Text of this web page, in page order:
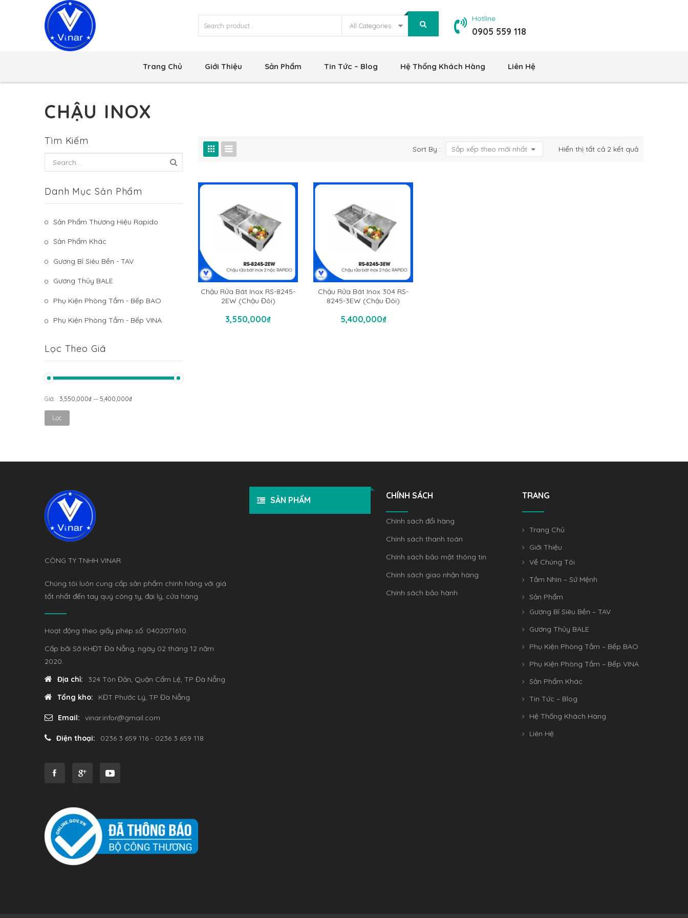
All Categories
Hotline
0905 559 118
Trang Chủ Giới Thiệu Sản Phẩm Tin Tức – Blog Hệ Thống Khách Hàng Liên Hệ
CHẬU INOX
Tìm Kiếm
Danh Mục Sản Phẩm
Sản Phẩm Thương Hiệu Rapido
Sản Phẩm Khác
Gương Bỉ Siêu Bền - TAV
Gương Thủy BALE
Phụ Kiện Phòng Tắm - Bếp BAO
Phụ Kiện Phòng Tắm - Bếp VINA
Lọc Theo Giá
Lọc
Giá: 3,550,000₫ — 5,400,000₫
Hiển thị tất cả 2 kết quảĐã
Sort By : Sắp xếp theo mới nhất
Chậu Rửa Bát Inox RS-8245-
2EW (chậu Đôi)
3,550,000₫
Thêm Vào Giỏ Hàng
Chậu Rửa Bát Inox 304 RS-
8245-3EW (chậu Đôi)
5,400,000₫
Thêm Vào Giỏ Hàng
CÔNG TY TNHH VINAR
Chúng tôi luôn cung cấp sản phẩm chính hãng với giá
tốt nhất đến tay quý công ty, đại lý, cửa hàng.
Hoạt động theo giấy phép số: 0402071610.
Cấp bởi Sở KHĐT Đà Nẵng, ngày 02 tháng 12 năm
2020.
Địa chỉ:
324 Tôn Đản, Quận Cẩm Lệ, TP Đà Nẵng
Tổng kho:
KĐT Phước Lý, TP Đà Nẵng
Email: vinar.infor@gmail.com
Điện thoại: 0236 3 659 116 - 0236 3 659 118
SẢN PHẨM CHÍNH SÁCH
Chính sách đổi hàng
Chính sách thanh toán
Chính sách bảo mật thông tin
Chính sách giao nhận hàng
Chính sách bảo hành
TRANG
Trang Chủ
Giới Thiệu
Về Chúng Tôi
Tầm Nhìn – Sứ Mệnh
Sản Phẩm
Gương Bỉ Siêu Bền – TAV
Gương Thủy BALE
Phụ Kiện Phòng Tắm – Bếp BAO
Phụ Kiện Phòng Tắm – Bếp VINA
Sản Phẩm Khác
Tin Tức – Blog
Hệ Thống Khách Hàng
Liên Hệ